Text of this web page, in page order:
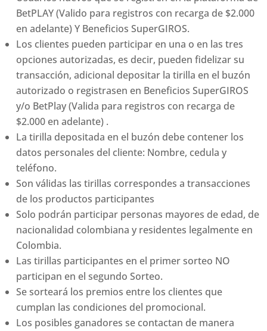
BetPLAY (Valido para registros con recarga de $2.000
en adelante) Y Beneficios SuperGIROS.
Los clientes pueden participar en una o en las tres
opciones autorizadas, es decir, pueden fidelizar su
transacción, adicional depositar la tirilla en el buzón
autorizado o registrasen en Beneficios SuperGIROS
y/o BetPlay (Valida para registros con recarga de
$2.000 en adelante) .
La tirilla depositada en el buzón debe contener los
datos personales del cliente: Nombre, cedula y
teléfono.
Son válidas las tirillas correspondes a transacciones
de los productos participantes
Solo podrán participar personas mayores de edad, de
nacionalidad colombiana y residentes legalmente en
Colombia.
Las tirillas participantes en el primer sorteo NO
participan en el segundo Sorteo.
Se sorteará los premios entre los clientes que
cumplan las condiciones del promocional.
Los posibles ganadores se contactan de manera